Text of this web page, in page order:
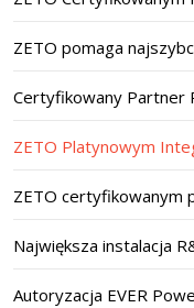
ZETO pomaga
Certyfikowany Partner
ZETO Platynowym
ZETO certyfikowanym
Największa instalacja
Autoryzacja EVER